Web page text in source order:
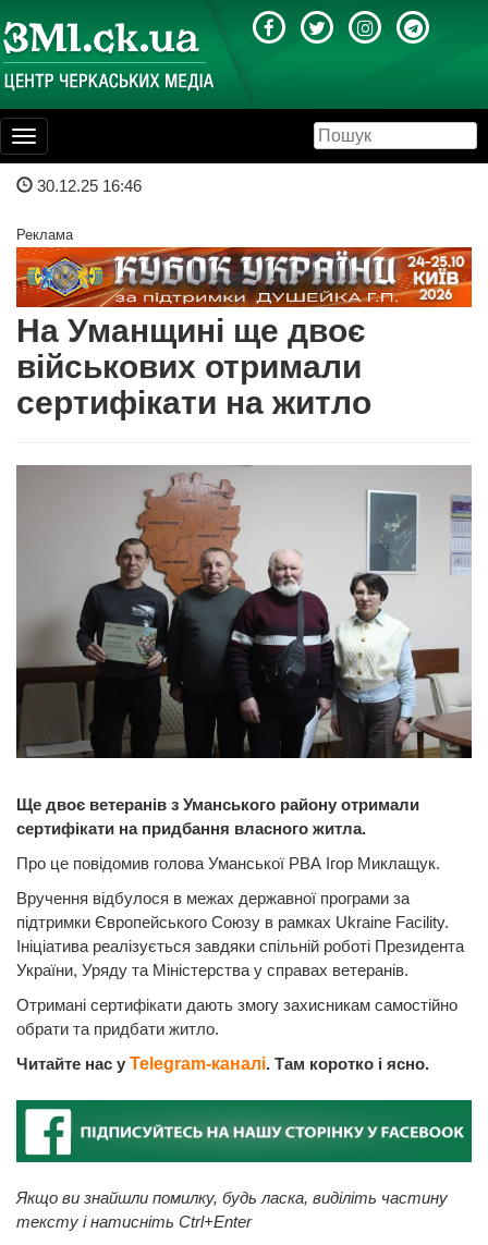
Toggle
navigation
30.12.25 16:46
Реклама
На Уманщині ще двоє
військових отримали
сертифікати на житло
Ще двоє ветеранів з Уманського району отримали
сертифікати на придбання власного житла.
Про це повідомив голова Уманської РВА Ігор Миклащук.
Вручення відбулося в межах державної програми за
підтримки Європейського Союзу в рамках Ukraine Facility.
Ініціатива реалізується завдяки спільній роботі Президента
України, Уряду та Міністерства у справах ветеранів.
Отримані сертифікати дають змогу захисникам самостійно
обрати та придбати житло.
Читайте нас у Telegram-каналі. Там коротко і ясно.
Якщо ви знайшли помилку, будь ласка, виділіть частину
тексту і натисніть Ctrl+Enter